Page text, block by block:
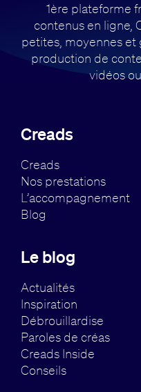
1ère plateforme
contenus en ligne,
petites, moyennes et
production de
vidéos
Creads
Creads
Nos prestations
L’accompagnement
Blog
Le blog
Actualités
Inspiration
Débrouillardise
Paroles de créas
Creads Inside
Conseils